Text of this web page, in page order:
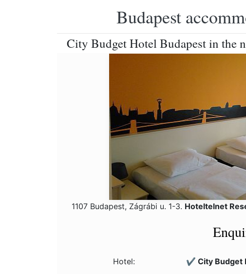
Budapest
City Budget Hotel Budapest in the
1107 Budapest, Zágrábi u. 1-3. Hoteltelnet
Hotel: ✔️ City Budget